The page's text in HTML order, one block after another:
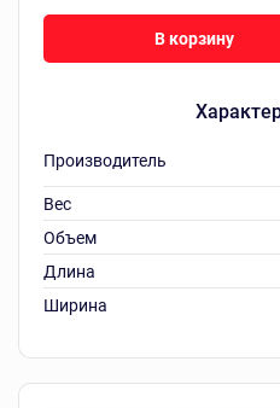
Производитель
Вес
Объем
Длина
Ширина
В корзину